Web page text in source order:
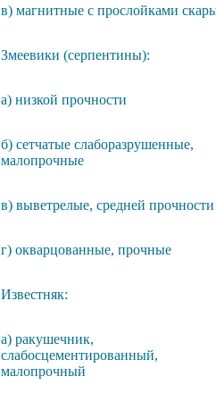
в) магнитные с прослойками
Змеевики (серпентины):
а) низкой прочности
б) сетчатые слаборазрушенные,
малопрочные
в) выветрелые, средней прочности
г) окварцованные, прочные
Известняк:
а) ракушечник,
слабосцементированный,
малопрочный